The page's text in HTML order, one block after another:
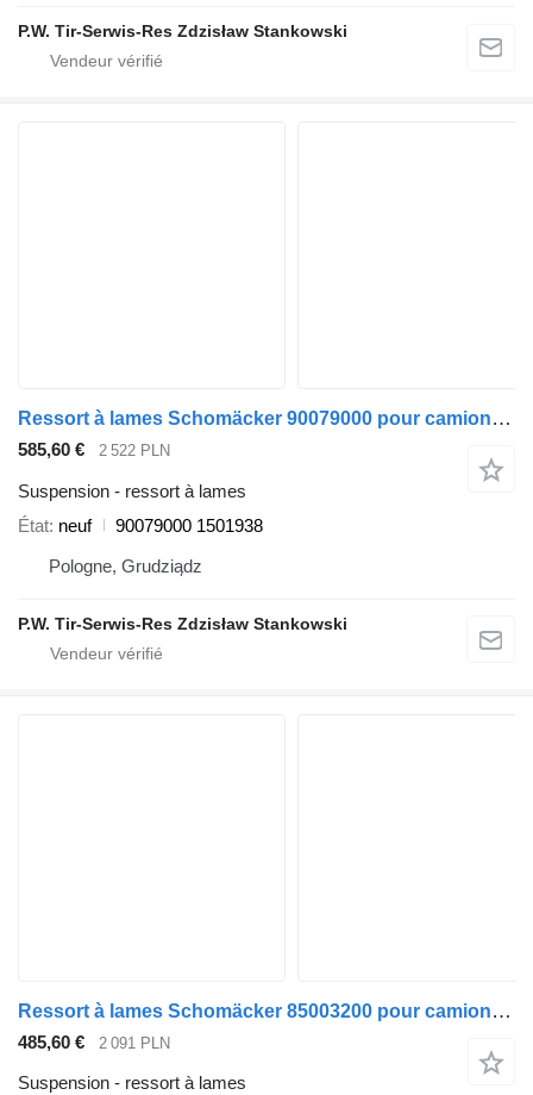
P.W. Tir-Serwis-Res Zdzisław Stankowski
Ressort à lames Schomäcker 90079000 pour camion Scania
585,60 € 2 522 PLN
Suspension - ressort à lames
État neuf
90079000 1501938
Pologne, Grudziądz
P.W. Tir-Serwis-Res Zdzisław Stankowski
Ressort à lames Schomäcker 85003200 pour camion Renault
485,60 € 2 091 PLN
Suspension - ressort à lames